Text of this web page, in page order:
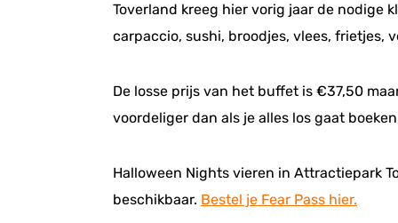
Toverland kreeg hier vorig jaar de nodige
carpaccio, sushi, broodjes, vlees, frietjes,
De losse prijs van het buffet is €37,50
voordeliger dan als je alles los gaat
Halloween Nights vieren in Attractiepark
beschikbaar. Bestel je Fear Pass hier.